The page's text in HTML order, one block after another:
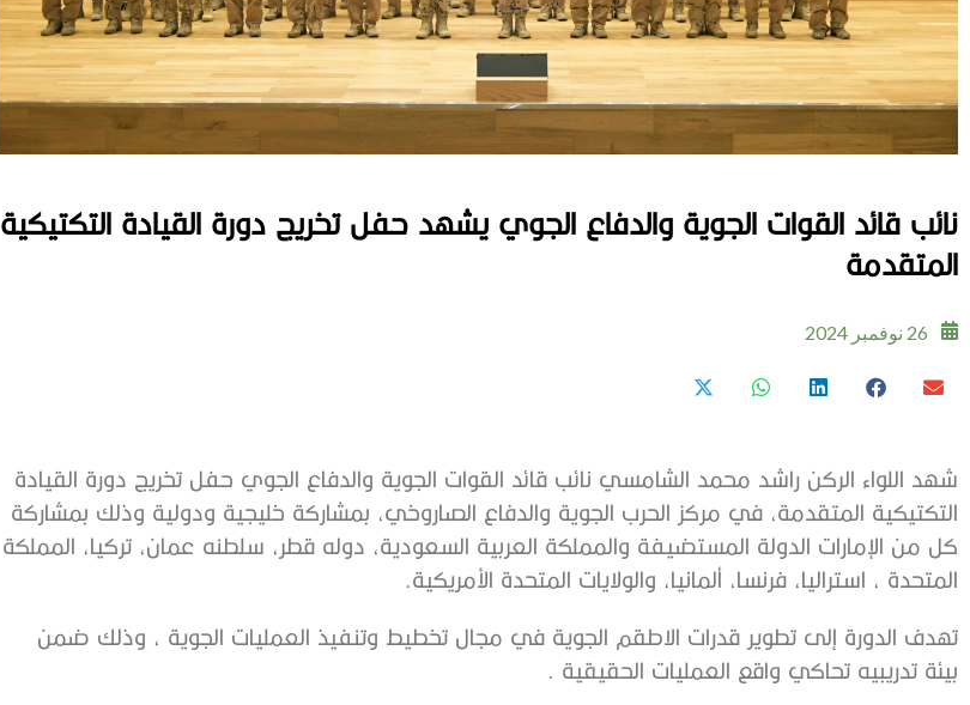
نائب قائد القوات الجوية والدفاع الجوي يشهد حفل تخريج دورة القيادة التكتيكية
المتقدمة
26 نوفمبر 2024
شهد اللواء الركن راشد محمد الشامسي نائب قائد القوات الجوية والدفاع الجوي حفل تخريج دورة القيادة
التكتيكية المتقدمة، في مركز الحرب الجوية والدفاع الصاروخي، بمشاركة خليجية ودولية وذلك بمشاركة
كل من الإمارات الدولة المستضيفة والمملكة العربية السعودية، دوله قطر، سلطنه عمان، تركيا، المملكة
المتحدة ، استراليا، فرنسا، ألمانيا، والولايات المتحدة الأمريكية.
تهدف الدورة إلى تطوير قدرات الاطقم الجوية في مجال تخطيط وتنفيذ العمليات الجوية ، وذلك ضمن
بيئة تدريبيه تحاكي واقع العمليات الحقيقية .